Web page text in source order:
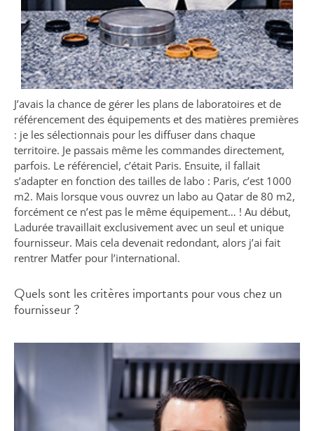
J’avais la chance de gérer les plans de laboratoires et de
référencement des équipements et des matières premières
: je les sélectionnais pour les diffuser dans chaque
territoire. Je passais même les commandes directement,
parfois. Le référenciel, c’était Paris. Ensuite, il fallait
s’adapter en fonction des tailles de labo : Paris, c’est 1000
m2. Mais lorsque vous ouvrez un labo au Qatar de 80 m2,
forcément ce n’est pas le même équipement… ! Au début,
Ladurée travaillait exclusivement avec un seul et unique
fournisseur. Mais cela devenait redondant, alors j’ai fait
rentrer Matfer pour l’international.
Quels sont les critères importants pour vous chez un
fournisseur ?